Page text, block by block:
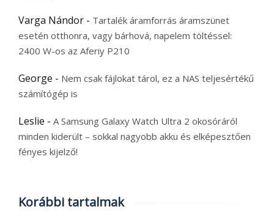
Varga Nándor - Tartalék áramforrás áramszünet
esetén otthonra, vagy bárhová, napelem töltéssel:
2400 W-os az Aferiy P210
George - Nem csak fájlokat tárol, ez a NAS teljesértékű
számítógép is
Leslie - A Samsung Galaxy Watch Ultra 2 okosóráról
minden kiderült – sokkal nagyobb akku és elképesztően
fényes kijelző!
Korábbi tartalmak